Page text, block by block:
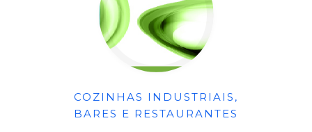
COZINHAS INDUSTRIAIS,
BARES E RESTAURANTES